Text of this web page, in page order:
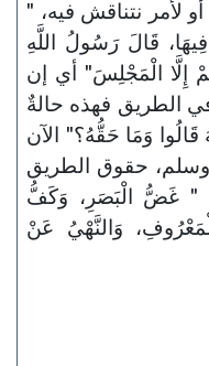
لأمر نتناقش فيه، "
قَالَ رَسُولُ اللَّهِ
إِلَّا الْمَجْلِسَ" أي إن
الطريق فهذه حالةٌ
وَمَا حَقُّهُ؟" الآن
وسلم، حقوق الطريق
" غَضُّ الْبَصَرِ، وَكَفُّ
وَالنَّهْيُ عَنْ